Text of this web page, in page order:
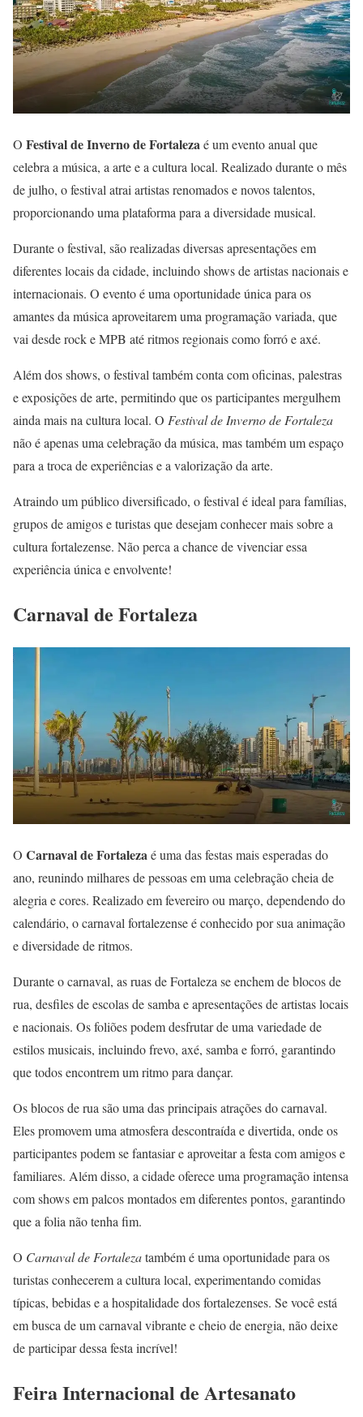
O Festival de Inverno de Fortalezaé um evento anual que
celebra a música, a arte e a cultura local. Realizado durante o mês
de julho, o festival atrai artistas renomados e novos talentos,
proporcionando uma plataforma para a diversidade musical.
Durante o festival, são realizadas diversas apresentações em
diferentes locais da cidade, incluindo shows de artistas nacionais e
internacionais. O evento é uma oportunidade única para os
amantes da música aproveitarem uma programação variada, que
vai desde rock e MPB até ritmos regionais como forró e axé.
Além dos shows, o festival também conta com oficinas, palestras
e exposições de arte, permitindo que os participantes mergulhem
ainda mais na cultura local. O Festival de Inverno de Fortaleza
não é apenas uma celebração da música, mas também um espaço
para a troca de experiências e a valorização da arte.
Atraindo um público diversificado, o festival é ideal para famílias,
grupos de amigos e turistas que desejam conhecer mais sobre a
cultura fortalezense. Não perca a chance de vivenciar essa
experiência única e envolvente!
Carnaval de Fortaleza
O Carnaval de Fortalezaé uma das festas mais esperadas do
ano, reunindo milhares de pessoas em uma celebração cheia de
alegria e cores. Realizado em fevereiro ou março, dependendo do
calendário, o carnaval fortalezense é conhecido por sua animação
e diversidade de ritmos.
Durante o carnaval, as ruas de Fortaleza se enchem de blocos de
rua, desfiles de escolas de samba e apresentações de artistas locais
e nacionais. Os foliões podem desfrutar de uma variedade de
estilos musicais, incluindo frevo, axé, samba e forró, garantindo
que todos encontrem um ritmo para dançar.
Os blocos de rua são uma das principais atrações do carnaval.
Eles promovem uma atmosfera descontraída e divertida, onde os
participantes podem se fantasiar e aproveitar a festa com amigos e
familiares. Além disso, a cidade oferece uma programação intensa
com shows em palcos montados em diferentes pontos, garantindo
que a folia não tenha fim.
O Carnaval de Fortalezatambém é uma oportunidade para os
turistas conhecerem a cultura local, experimentando comidas
típicas, bebidas e a hospitalidade dos fortalezenses. Se você está
em busca de um carnaval vibrante e cheio de energia, não deixe
de participar dessa festa incrível!
Feira Internacional de Artesanato